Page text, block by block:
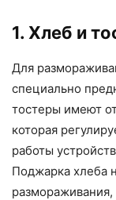
1. Хлеб и
Для
специально
тостеры имеют
которая
работы
Поджарка хлеба